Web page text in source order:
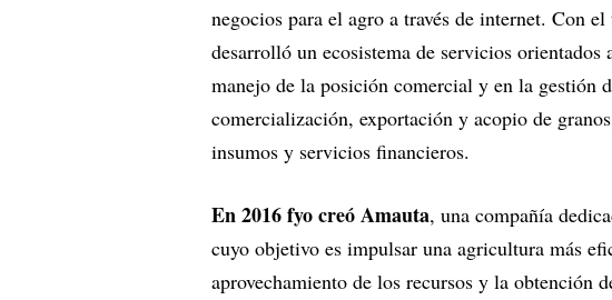
negocios para el agro a través de internet. Con
desarrolló un ecosistema de servicios orientados
manejo de la posición comercial y en la gestión
comercialización, exportación y acopio de
insumos y servicios financieros.
En 2016 fyo creó Amauta, una compañía
cuyo objetivo es impulsar una agricultura más
aprovechamiento de los recursos y la obtención